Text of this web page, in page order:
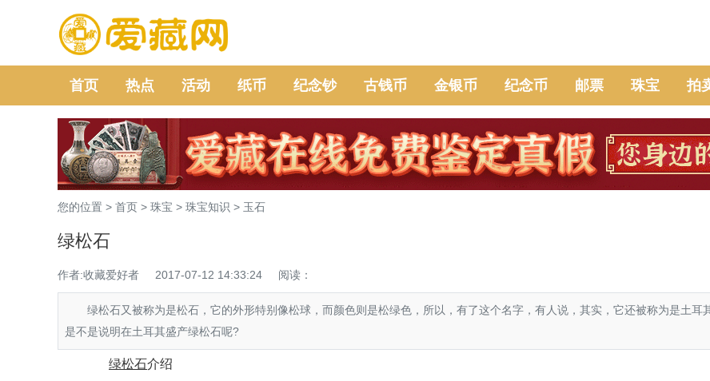
首页 热点 活动 纸币 纪念钞 古钱币 金银币 纪念币 邮票 珠宝 拍
您的位置 > 首页 > 珠宝 > 珠宝知识 > 玉石
绿松石
作者:收藏爱好者 2017-07-12 14:33:24 阅读：
绿松石又被称为是松石，它的外形特别像松球，而颜色则是松绿色，所以，有了这个名字，有人说，其实，它还被称为是土耳
是不是说明在土耳其盛产绿松石呢?
绿松石介绍